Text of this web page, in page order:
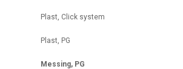
Plast, Click system
Plast, PG
Messing, PG